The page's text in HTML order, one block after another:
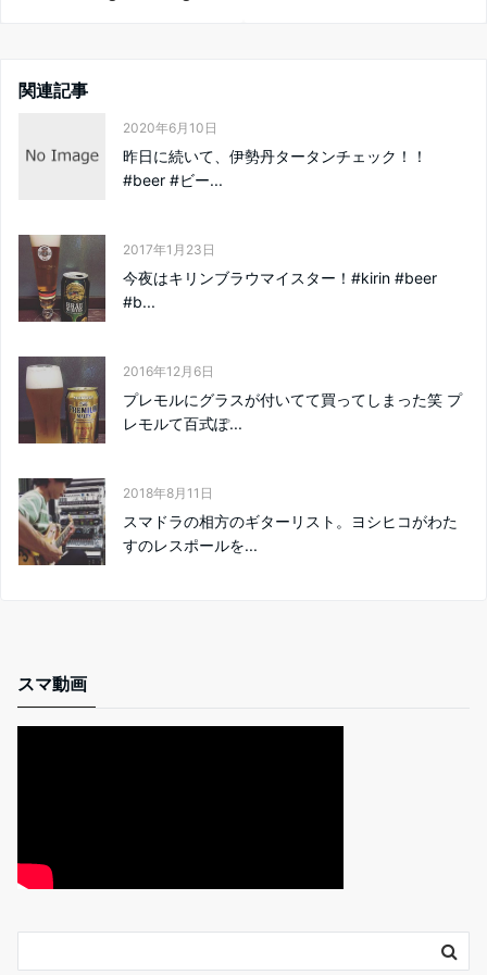
関連記事
2020年6月10日
昨日に続いて、伊勢丹タータンチェック！！
#beer #ビー...
2017年1月23日
今夜はキリンブラウマイスター！#kirin #beer
#b...
2016年12月6日
プレモルにグラスが付いてて買ってしまった笑 プ
レモルて百式ぽ...
2018年8月11日
スマドラの相方のギターリスト。ヨシヒコがわた
すのレスポールを...
スマ動画